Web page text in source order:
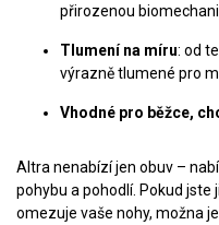
přirozenou
Tlumení na míru: od
výrazně tlumené pro
Vhodné pro běžce,
Altra nenabízí jen obuv –
pohybu a pohodlí. Pokud jste
omezuje vaše nohy, možna